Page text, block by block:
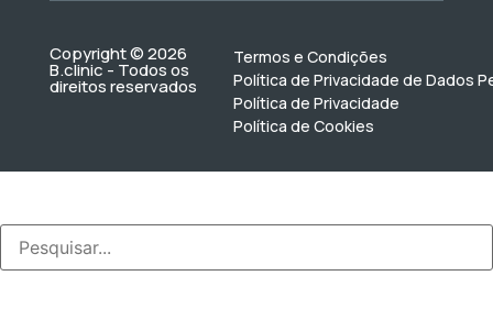
Copyright © 2026
B.clinic - Todos os
direitos reservados
Termos e Condições
Política de Privacidade de Dados
Política de Privacidade
Política de Cookies